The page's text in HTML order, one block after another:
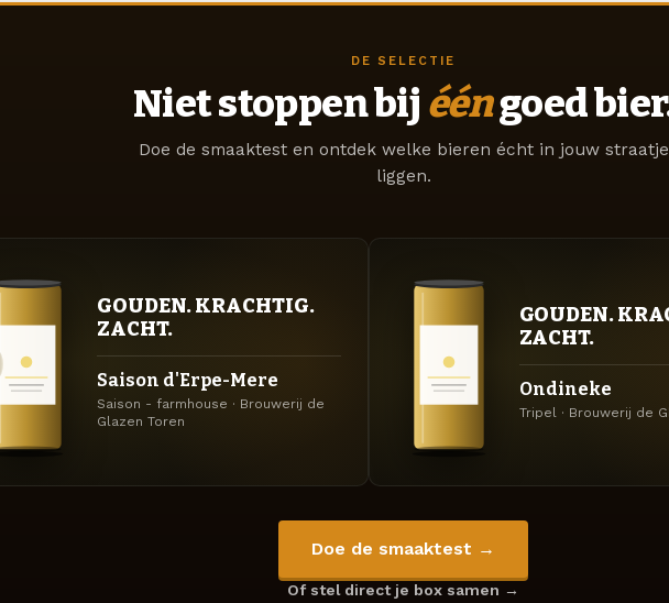
DE SELECTIE
Niet stoppen bij ééngoed
Doe de smaaktest en ontdek welke bieren écht in jouw straatje
liggen.
GOUDEN. KRACHTIG.
ZACHT.
Saison d'Erpe-Mere
Saison - farmhouse · Brouwerij de
Glazen Toren
GOUDEN.
ZACHT.
Ondineke
Tripel · Brouwerij de
Doe de smaaktest →
Of stel direct je box samen →